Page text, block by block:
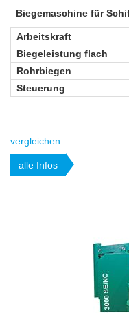
Biegemaschine für
Arbeitskraft
Biegeleistung flach
Rohrbiegen
Steuerung
vergleichen
alle Infos